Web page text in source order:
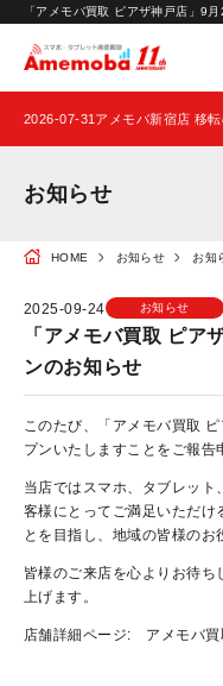
お知らせ
お問い合わせ
2026-07-31
お知らせ
HOME お知らせ お知
2025-09-24 お知らせ
「アメモバ買取 ピア
ンのお知らせ
このたび、「アメモバ買取
プンいたしますことをご報告
当店ではスマホ、タブレッ
客様にとってご満足いただけ
とを目指し、地域の皆様のお
皆様のご来店を心よりお待ち
上げます。
店舗詳細ページ: アメモバ